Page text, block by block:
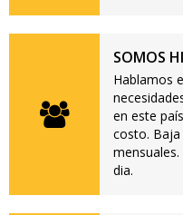
SOMOS
Hablamos
en este
costo.
dia.